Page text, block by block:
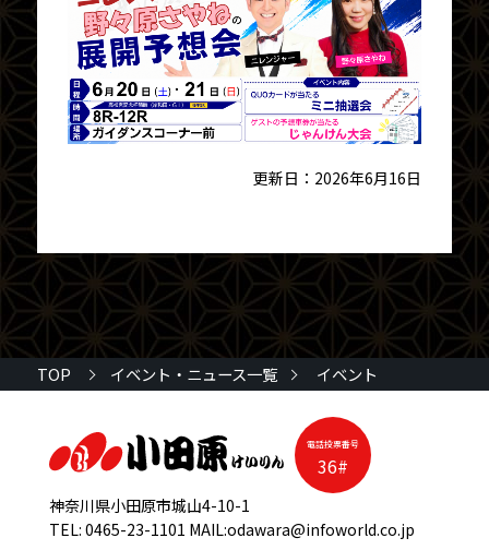
更新日：2026年6月16日
TOP イベント・ニュース一覧 イベント
電話投票番号
36#
神奈川県小田原市城山4-10-1
TEL: 0465-23-1101 MAIL:odawara@infoworld.co.jp